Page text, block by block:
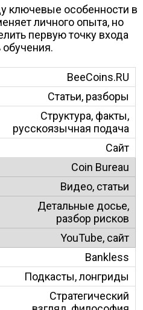
ключевые особенности в
личного опыта, но
первую точку входа
BeeCoins.RU
Статьи, разборы
Структура, факты,
русскоязычная подача
Сайт
Coin Bureau
Видео, статьи
Детальные досье,
разбор рисков
YouTube, сайт
Bankless
Подкасты, лонгриды
Стратегический